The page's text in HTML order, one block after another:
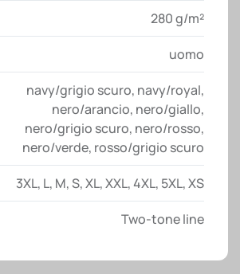
280 g/m²
uomo
navy/grigio scuro, navy/royal,
nero/arancio, nero/giallo,
nero/grigio scuro, nero/rosso,
nero/verde, rosso/grigio scuro
3XL, L, M,S,XL,XXL,4XL, 5XL,XS
Two-tone line